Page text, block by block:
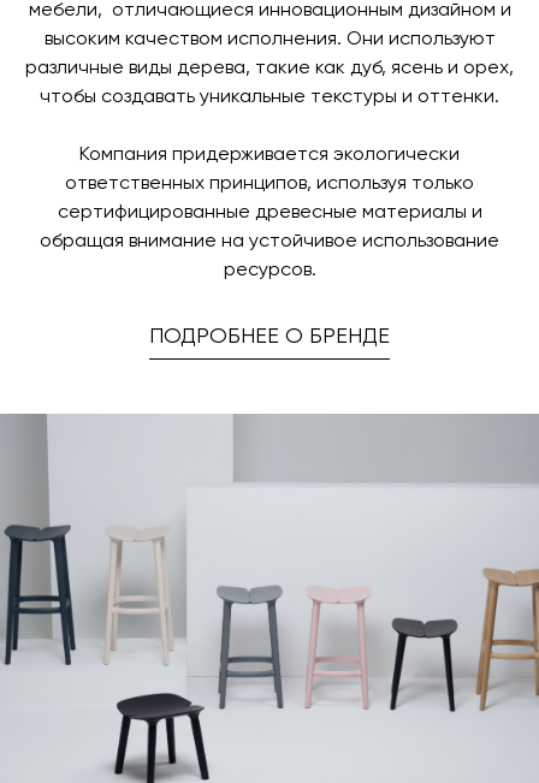
мебели, отличающиеся инновационным дизайном и
высоким качеством исполнения. Они используют
различные виды дерева, такие как дуб, ясень и орех,
чтобы создавать уникальные текстуры и оттенки.
Компания придерживается экологически
ответственных принципов, используя только
сертифицированные древесные материалы и
обращая внимание на устойчивое использование
ресурсов.
ПОДРОБНЕЕ О БРЕНДЕ